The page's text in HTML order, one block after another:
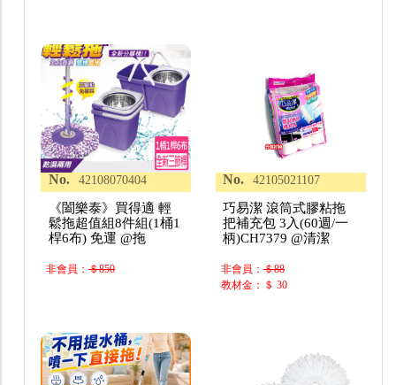
No. 42108070404
《闔樂泰》買得適 輕
鬆拖超值組8件組(1桶1
桿6布) 免運 @拖
非會員：＄850
No. 42105021107
巧易潔 滾筒式膠粘拖
把補充包 3入(60週/一
柄)CH7379 @清潔
非會員：＄88
教材金：＄ 30